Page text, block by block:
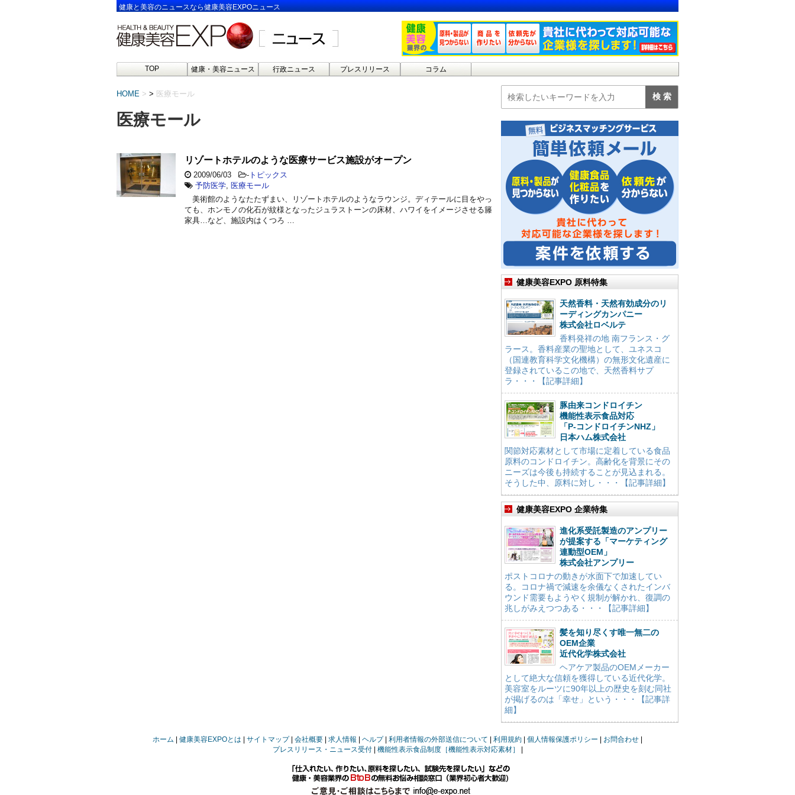
健康と美容のニュースなら健康美容EXPOニュース
TOP 健康・美容ニュース 行政ニュース プレスリリース コラム
HOME > 医療モール
医療モール
リゾートホテルのような医療サービス施設がオープン
2009/06/03 - トピックス
予防医学 医療モール
美術館のようなたたずまい、リゾートホテルのようなラウンジ。ディテールに目をやっ
ても、ホンモノの化石が紋様となったジュラストーンの床材、ハワイをイメージさせる籐
家具…など、施設内はくつろ …
健康美容EXPO 原料特集
天然香料・天然有効成分のリ
ーディングカンパニー
株式会社ロベルテ
香料発祥の地 南フランス・グ
ラース。香料産業の聖地として、ユネスコ
（国連教育科学文化機構）の無形文化遺産に
登録されているこの地で、天然香料サプ
ラ・・・【記事詳細】
豚由来コンドロイチン
機能性表示食品対応
「P-コンドロイチンNHZ」
日本ハム株式会社
関節対応素材として市場に定着している食品
原料のコンドロイチン。高齢化を背景にその
ニーズは今後も持続することが見込まれる。
そうした中、原料に対し・・・【記事詳細】
健康美容EXPO 企業特集
進化系受託製造のアンプリー
が提案する「マーケティング
連動型OEM」
株式会社アンプリー
ポストコロナの動きが水面下で加速してい
る。コロナ禍で減速を余儀なくされたインバ
ウンド需要もようやく規制が解かれ、復調の
兆しがみえつつある・・・【記事詳細】
髪を知り尽くす唯一無二の
OEM企業
近代化学株式会社
ヘアケア製品のOEMメーカー
として絶大な信頼を獲得している近代化学。
美容室をルーツに90年以上の歴史を刻む同社
が掲げるのは「幸せ」という・・・【記事詳
細】
ホーム 健康美容EXPOとは サイトマップ 会社概要 求人情報 ヘルプ 利用者情報の外部送信について 利用規約 個人情報保護ポリシー
お問合わせ
プレスリリース・ニュース受付
機能性表示食品制度［機能性表示対応素材］